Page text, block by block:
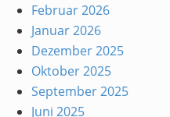
Februar 2026
Januar 2026
Dezember 2025
Oktober 2025
September 2025
Juni 2025